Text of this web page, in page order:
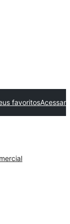
favoritosAcessar